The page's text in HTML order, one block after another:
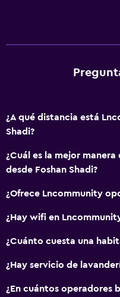
¿A qué distancia está
Shadi?
¿Cuál es la mejor
desde Foshan Shadi?
¿Ofrece Lncommunity
¿Hay wifi en
¿Cuánto cuesta una
¿Hay servicio de
¿En cuántos operadores